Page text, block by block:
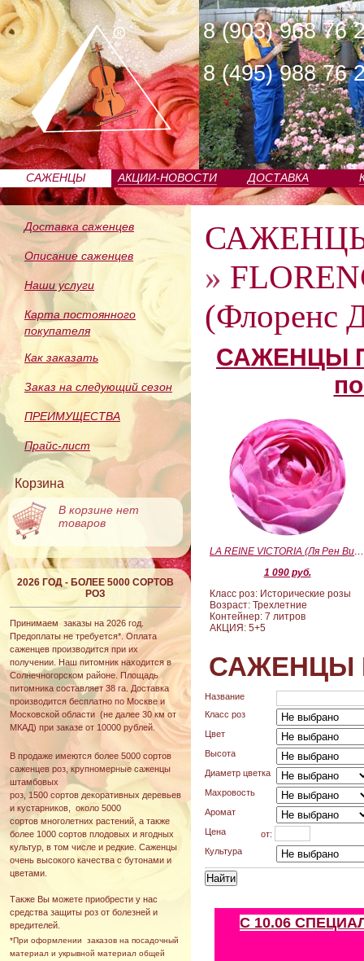
8 (903) 968 76
8 (495) 988 76
САЖЕНЦЫ
ПИТОМНИКА
АКЦИИ-НОВОСТИ ДОСТАВКА
Доставка саженцев
Описание саженцев
Наши услуги
Карта постоянного
покупателя
Как заказать
Заказ на следующий сезон
ПРЕИМУЩЕСТВА
Прайс-лист
Корзина
В корзине нет
товаров
2026 ГОД - БОЛЕЕ 5000 СОРТОВ
РОЗ
Принимаем заказы на 2026 год.
Предоплаты не требуется*. Оплата
саженцев производится при их
получении. Наш питомник находится в
Солнечногорском районе. Площадь
питомника составляет 38 га. Доставка
производится бесплатно по Москве и
Московской области (не далее 30 км от
МКАД) при заказе от 10000 рублей.
В продаже имеются более 5000 сортов
саженцев роз, крупномерные саженцы
штамбовых
роз, 1500 сортов декоративных деревьев
и кустарников, около 5000
сортов многолетних растений, а также
более 1000 сортов плодовых и ягодных
культур, в том числе и редкие. Саженцы
очень высокого качества с бутонами и
цветами.
Также Вы можете приобрести у нас
средства защиты роз от болезней и
вредителей.
*При оформлении заказов на посадочный
материал и укрывной материал общей
»
(Флоренс
САЖЕНЦЫ
LA REINE VICTORIA (Ля Рен Виктория)
1 090 руб.
Класс роз: Исторические розы
Возраст: Трехлетние
Контейнер: 7 литров
АКЦИЯ: 5+5
САЖЕНЦЫ
Название
Класс роз
Цвет
Высота
Диаметр цветка
Махровость
Аромат
Цена
от:
Культура
С 10.06